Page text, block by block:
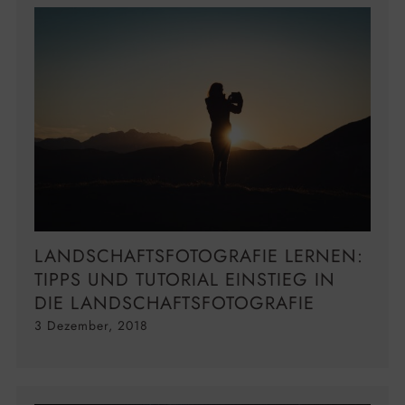
LANDSCHAFTSFOTOGRAFIE LERNEN:
TIPPS UND TUTORIAL EINSTIEG IN
DIE LANDSCHAFTSFOTOGRAFIE
3 Dezember, 2018